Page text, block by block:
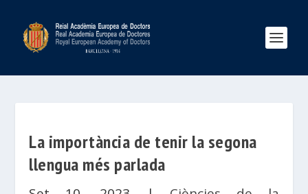
La importància de tenir la segona
llengua més parlada